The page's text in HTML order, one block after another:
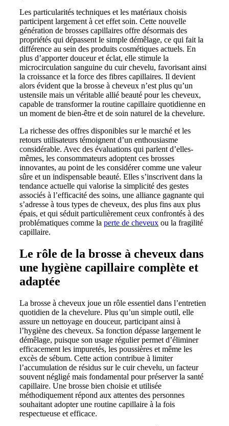
Les particularités techniques et les matériaux choisis
participent largement à cet effet soin. Cette nouvelle
génération de brosses capillaires offre désormais des
propriétés qui dépassent le simple démêlage, ce qui fait la
différence au sein des produits cosmétiques actuels. En
plus d’apporter douceur et éclat, elle stimule la
microcirculation sanguine du cuir chevelu, favorisant ainsi
la croissance et la force des fibres capillaires. Il devient
alors évident que la brosse à cheveux n’est plus qu’un
ustensile mais un véritable allié beauté pour les cheveux,
capable de transformer la routine capillaire quotidienne en
un moment de bien-être et de soin naturel de la chevelure.
La richesse des offres disponibles sur le marché et les
retours utilisateurs témoignent d’un enthousiasme
considérable. Avec des évaluations qui parlent d’elles-
mêmes, les consommateurs adoptent ces brosses
innovantes, au point de les considérer comme une valeur
sûre et un indispensable beauté. Elles s’inscrivent dans la
tendance actuelle qui valorise la simplicité des gestes
associés à l’efficacité des soins, une alliance gagnante qui
s’adresse à tous types de cheveux, des plus fins aux plus
épais, et qui séduit particulièrement ceux confrontés à des
problématiques comme la perte de cheveux ou la fragilité
capillaire.
Le rôle de la brosse à cheveux dans
une hygiène capillaire complète et
adaptée
La brosse à cheveux joue un rôle essentiel dans l’entretien
quotidien de la chevelure. Plus qu’un simple outil, elle
assure un nettoyage en douceur, participant ainsi à
l’hygiène des cheveux. Sa fonction dépasse largement le
démêlage, puisque son usage régulier permet d’éliminer
efficacement les impuretés, les poussières et même les
excès de sébum. Cette action contribue à limiter
l’accumulation de résidus sur le cuir chevelu, un facteur
souvent négligé mais fondamental pour préserver la santé
capillaire. Une brosse bien choisie et utilisée
méthodiquement répond aux attentes des personnes
souhaitant adopter une routine capillaire à la fois
respectueuse et efficace.